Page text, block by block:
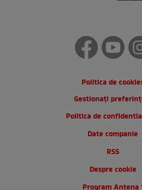
Politica de
Gestionați
Politica de
Date companie
RSS
Despre cookie